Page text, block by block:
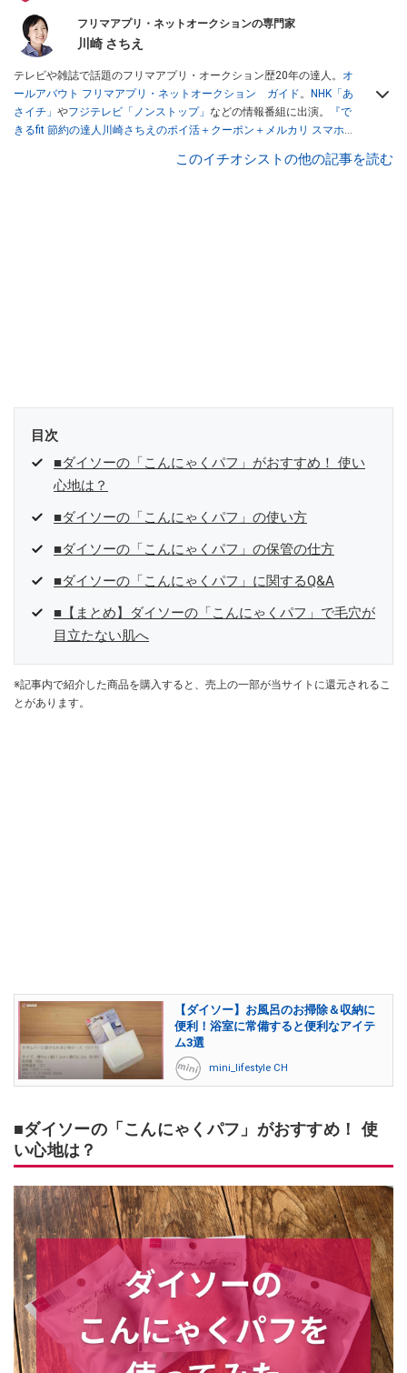
フリマアプリ・ネットオークションの専門家
川崎 さちえ
テレビや雑誌で話題のフリマアプリ・オークション歴20年の達人。 オ
ールアバウト フリマアプリ・ネットオークション ガイド。
NHK「あ
さイチ」 やフジテレビ「ノンストップ」 などの情報番組に出演。
『で
きるfit 節約の達人川崎さちえのポイ活＋クーポン＋メルカリ スマホで
スマホ1つでスキマ時間に効率的に稼ぐ！』（翔泳社刊） ほか著書多
このイチオシストの他の記事を読む
目次
■ダイソーの「こんにゃくパフ」がおすすめ！ 使い
心地は？
■ダイソーの「こんにゃくパフ」の使い方
■ダイソーの「こんにゃくパフ」の保管の仕方
■ダイソーの「こんにゃくパフ」に関するQ&A
■【まとめ】ダイソーの「こんにゃくパフ」で毛穴が
目立たない肌へ
※記事内で紹介した商品を購入すると、売上の一部が当サイトに還元されるこ
とがあります。
【ダイソー】お風呂のお掃除＆収納に
便利！浴室に常備すると便利なアイテ
ム3選
mini_lifestyle CH
■ダイソーの「こんにゃくパフ」がおすすめ！ 使
い心地は？